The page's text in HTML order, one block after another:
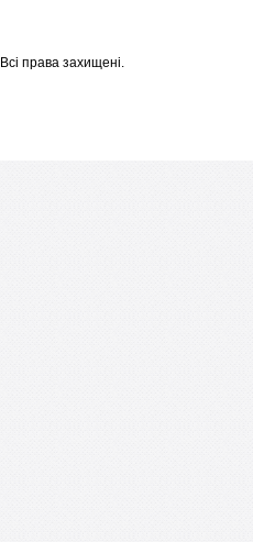
права захищені.